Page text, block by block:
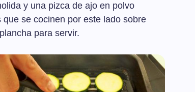
y una pizca de ajo en polvo
se cocinen por este lado sobre
para servir.